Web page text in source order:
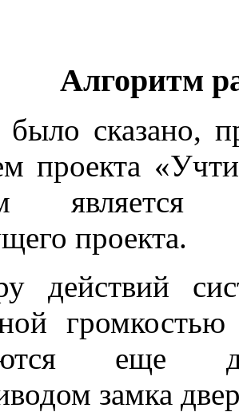
Алгоритм
сказано,
проекта
является
проекта.
действий
еще
замка